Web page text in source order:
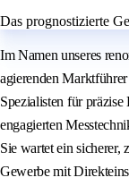
Das prognostizierte
Im Namen unseres
agierenden
Spezialisten für
engagierten
Sie wartet ein sicherer,
Gewerbe mit